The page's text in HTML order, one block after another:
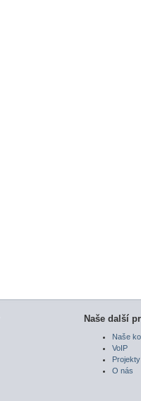
Naše další
Naše
VoIP
Projekty
O nás